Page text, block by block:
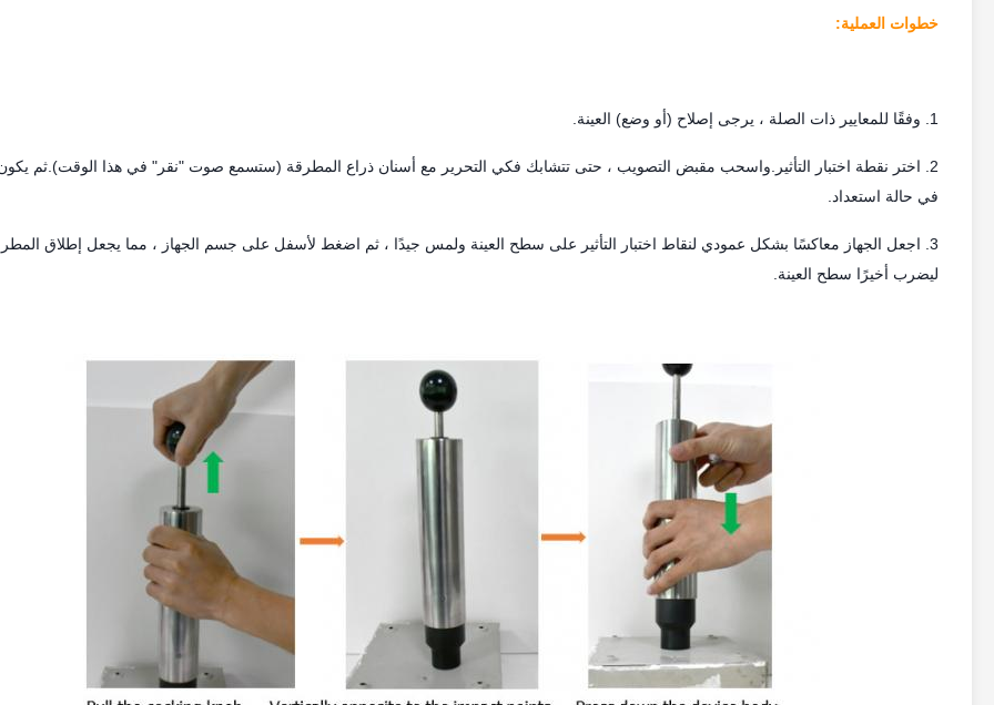
خطوات العملية:
1. وفقًا للمعايير ذات الصلة ، يرجى إصلاح (أو وضع) العينة.
2. اختر نقطة اختبار التأثير.واسحب مقبض التصويب ، حتى تتشابك فكي التحرير مع أسنان ذراع المطرقة (ستسمع صوت "نقر" في هذا الوقت).ثم يكون
في حالة استعداد.
3. اجعل الجهاز معاكسًا بشكل عمودي لنقاط اختبار التأثير على سطح العينة ولمس جيدًا ، ثم اضغط لأسفل على جسم الجهاز ، مما يجعل إطلاق
ليضرب أخيرًا سطح العينة.